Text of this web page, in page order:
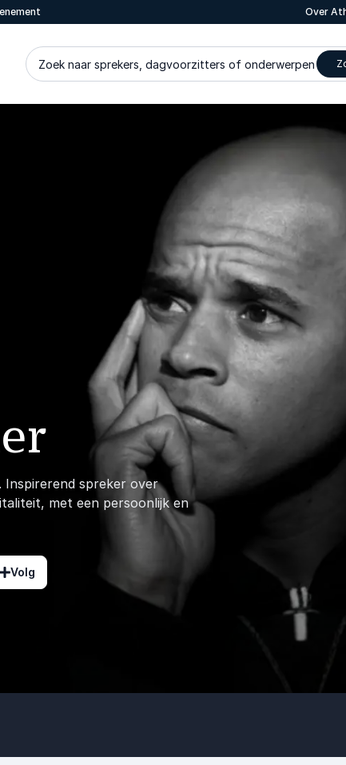
Over
Zoek naar sprekers, dagvoorzitters of onderwerpen
Inspirerend spreker over
met een persoonlijk en
Volg